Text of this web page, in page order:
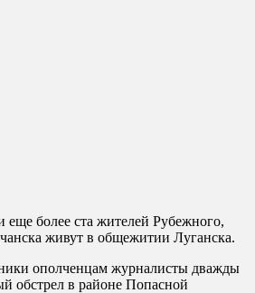
более ста жителей Рубежного,
живут в общежитии Луганска.
ополченцам журналисты дважды
обстрел в районе Попасной